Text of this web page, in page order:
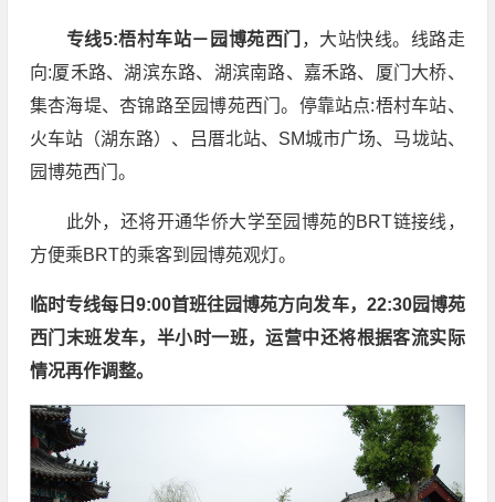
专线5:梧村车站－园博苑西门
，大站快线。线路走
向:厦禾路、湖滨东路、湖滨南路、嘉禾路、厦门大桥、
集杏海堤、杏锦路至园博苑西门。停靠站点:梧村车站、
火车站（湖东路）、吕厝北站、SM城市广场、马垅站、
园博苑西门。
此外，还将开通华侨大学至园博苑的BRT链接线，
方便乘BRT的乘客到园博苑观灯。
临时专线每日9:00首班往园博苑方向发车，22:30园博苑
西门末班发车，半小时一班，运营中还将根据客流实际
情况再作调整。